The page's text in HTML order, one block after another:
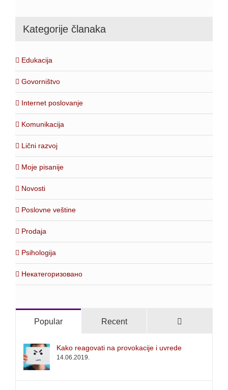
Kategorije članaka
Edukacija
Govorništvo
Internet poslovanje
Komunikacija
Lični razvoj
Moje pisanije
Novosti
Poslovne veštine
Prodaja
Psihologija
Некатегоризовано
Popular Recent
Kako reagovati na provokacije i uvrede
14.06.2019.